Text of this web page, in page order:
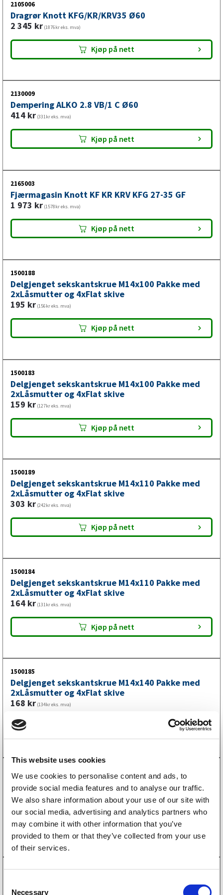
This website uses cookies
We use cookies to personalise content and ads, to
provide social media features and to analyse our traffic.
We also share information about your use of our site with
our social media, advertising and analytics partners who
may combine it with other information that you’ve
provided to them or that they’ve collected from your use
of their services.
Necessary
2105006
Dragrør Knott KFG/KR/KRV35 Ø60
2 345 kr (1876kr eks. mva)
Kjøp på nett
2130009
Dempering ALKO 2.8 VB/1 C Ø60
414 kr (331kr eks. mva)
Kjøp på nett
2165003
Fjærmagasin Knott KF KR KRV KFG 27-35 GF
1 973 kr (1578kr eks. mva)
Kjøp på nett
1500188
Delgjenget sekskantskrue M14x100 Pakke med
2xLåsmutter og 4xFlat skive
195 kr (156kr eks. mva)
Kjøp på nett
1500183
Delgjenget sekskantskrue M14x100 Pakke med
2xLåsmutter og 4xFlat skive
159 kr (127kr eks. mva)
Kjøp på nett
1500189
Delgjenget sekskantskrue M14x110 Pakke med
2xLåsmutter og 4xFlat skive
303 kr (242kr eks. mva)
Kjøp på nett
1500184
Delgjenget sekskantskrue M14x110 Pakke med
2xLåsmutter og 4xFlat skive
164 kr (131kr eks. mva)
Kjøp på nett
1500185
Delgjenget sekskantskrue M14x140 Pakke med
2xLåsmutter og 4xFlat skive
168 kr (134kr eks. mva)
Delgjenget sekskantskrue M14x70 Pakke med
2xLåsmutter og 4xFlat skive
128kr(102kr eks. mva)
Kjøp på nett
1500181
2xLåsmutter og 4xFlat skive